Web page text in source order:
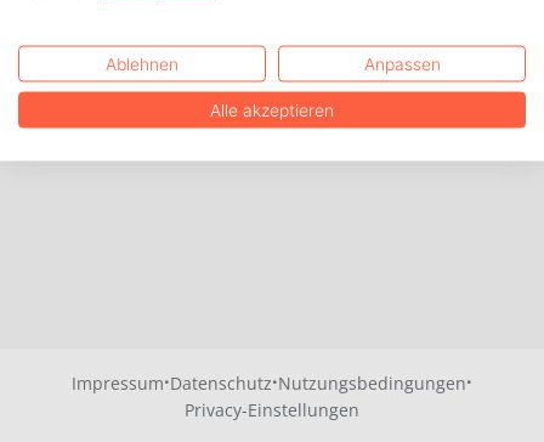
Impressum·Datenschutz·Nutzungsbedingungen·
Privacy-Einstellungen
Ablehnen Anpassen
Alle akzeptieren